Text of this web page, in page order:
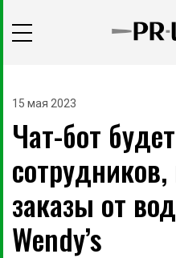
15 мая 2023
Чат-бот
заказы от
Wendy’s